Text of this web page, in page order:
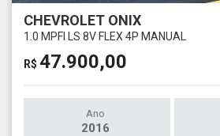
CHEVROLET ONIX
1.0 MPFI LS 8V FLEX 4P MANUAL
R$ 47.900,00
Ano
2016